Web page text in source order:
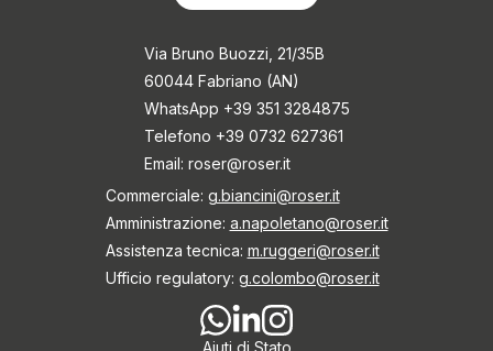
Via Bruno Buozzi, 21/35B
60044 Fabriano (AN)
WhatsApp +39 351 3284875
Telefono +39 0732 627361
Email: roser@roser.it
Commerciale: g.biancini@roser.it
Amministrazione: a.napoletano@roser.it
Assistenza tecnica: m.ruggeri@roser.it
Ufficio regulatory: g.colombo@roser.it
Aiuti di Stato